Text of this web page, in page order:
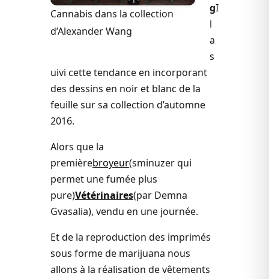
Cannabis dans la collection
d’Alexander Wang
gI
l
a
s
uivi cette tendance en incorporant
des dessins en noir et blanc de la
feuille sur sa collection d’automne
2016.
Alors que la
premièrebroyeur(sminuzer qui
permet une fumée plus
pure)Vétérinaires(par Demna
Gvasalia), vendu en une journée.
Et de la reproduction des imprimés
sous forme de marijuana nous
allons à la réalisation de vêtements